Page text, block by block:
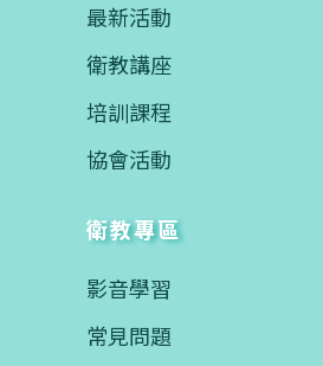
最新活動
衛教講座
培訓課程
協會活動
衛教專區
影音學習
常見問題